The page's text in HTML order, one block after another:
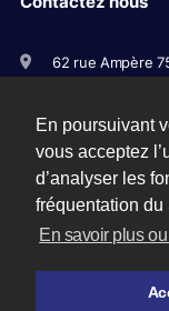
En poursuivant
vous acceptez
d’analyser les
fréquentation du
En savoir plus
62 rue Ampère
+33(0)1 56 79 11